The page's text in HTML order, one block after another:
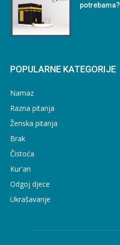
potrebama?
POPULARNE KATEGORIJE
Namaz
Razna pitanja
Ženska pitanja
Brak
Čistoća
Kur'an
Odgoj djece
Ukrašavanje